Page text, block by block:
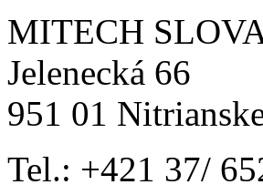
MITECH
Jelenecká 66
951 01
Tel.: +421 37/